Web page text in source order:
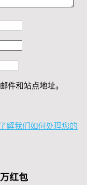
件和站点地址。
解我们如何处理您的
红包